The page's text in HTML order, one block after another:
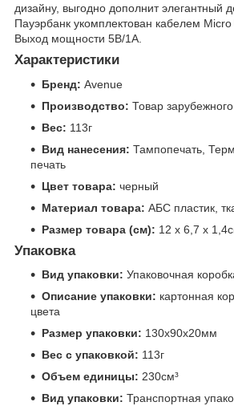
дизайну, выгодно дополнит элегантный
Пауэрбанк укомплектован кабелем Micro
Выход мощности 5В/1А.
Характеристики
Бренд: Avenue
Производство: Товар
Вес: 113г
Вид нанесения: Тампопечать,
печать
Цвет товара: черный
Материал товара: АБС пластик,
Размер товара (см): 12 х 6,7 х
Упаковка
Вид упаковки: Упаковочная
Описание упаковки: картонная
цвета
Размер упаковки: 130x90x20мм
Вес с упаковкой: 113г
Объем единицы: 230см³
Вид упаковки: Транспортная